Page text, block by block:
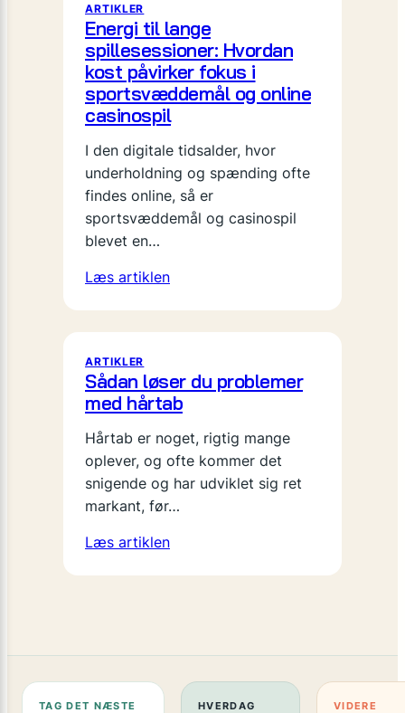
ARTIKLER
Energi til lange
spillesessioner: Hvordan
kost påvirker fokus i
sportsvæddemål og online
casinospil
I den digitale tidsalder, hvor
underholdning og spænding ofte
findes online, så er
sportsvæddemål og casinospil
blevet en…
Læs artiklen
ARTIKLER
Sådan løser du problemer
med hårtab
Hårtab er noget, rigtig mange
oplever, og ofte kommer det
snigende og har udviklet sig ret
markant, før…
Læs artiklen
TAG DET NÆSTE
HVERDAG
VIDERE